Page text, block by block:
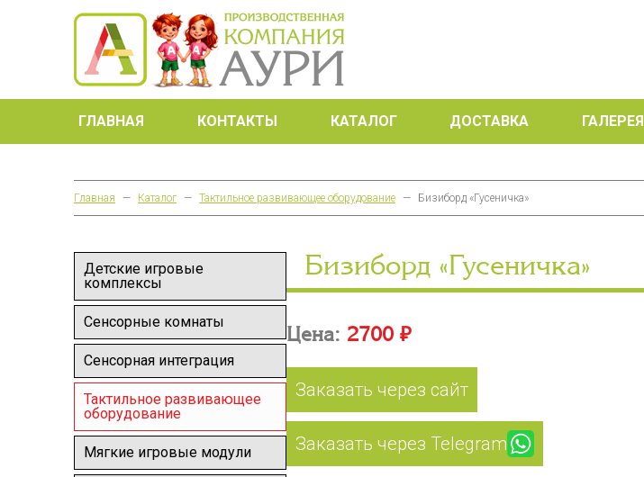
ГЛАВНАЯ КОНТАКТЫ КАТАЛОГ ДОСТАВКА ГАЛЕРЕЯ
Главная — Каталог — Тактильное развивающее оборудование — Бизиборд «Гусеничка»
Детские игровые
комплексы
Сенсорные комнаты
Сенсорная интеграция
Тактильное развивающее
оборудование
Мягкие игровые модули
Бизиборд «Гусеничка»
Цена: 2700 ₽
Заказать через сайт
Заказать через Telegram